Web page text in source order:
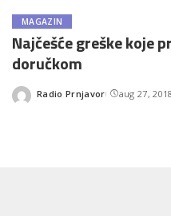
MAGAZIN
Najčešće greške koje
doručkom
Posted
Radio Prnjavor aug 27, 2018